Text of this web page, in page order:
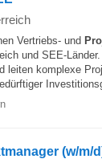
Vertriebs- und
und SEE-
leiten komplexe
(w/m/